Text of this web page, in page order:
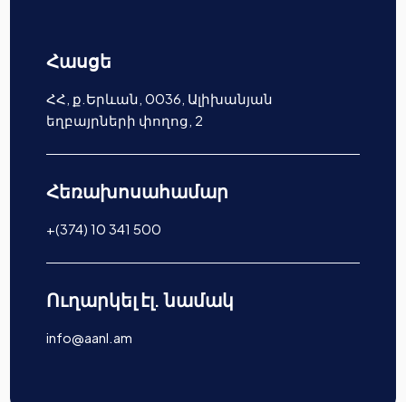
Հասցե
ՀՀ, ք.Երևան, 0036, Ալիխանյան
եղբայրների փողոց, 2
Հեռախոսահամար
+(374) 10 341 500
Ուղարկել էլ. նամակ
info@aanl.am